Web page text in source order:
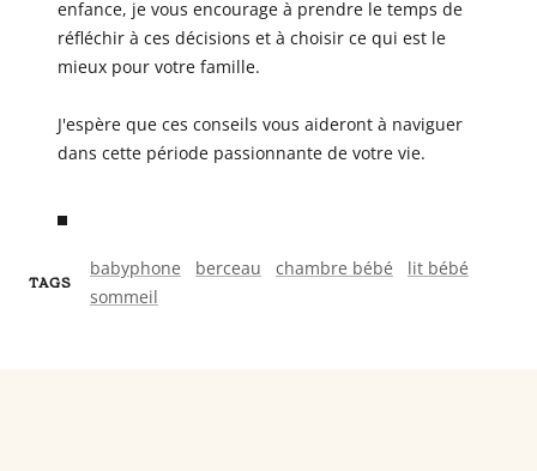
enfance, je vous encourage à prendre le temps de
réfléchir à ces décisions et à choisir ce qui est le
mieux pour votre famille.
J'espère que ces conseils vous aideront à naviguer
dans cette période passionnante de votre vie.
TAGS
babyphone berceau chambre bébé
lit bébé
sommeil